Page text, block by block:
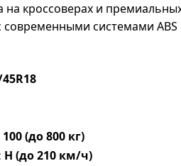
на кроссоверах и
системами ABS
100 (до 800 кг)
H (до 210 км/ч)